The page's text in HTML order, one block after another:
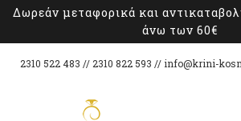
Δωρεάν μεταφορικά και
άνω των 60€
2310 522 483 // 2310 822 593 // info@krini-